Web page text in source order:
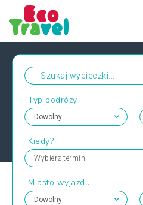
Typ podróży
Kiedy?
Wybierz termin
Miasto wyjazdu